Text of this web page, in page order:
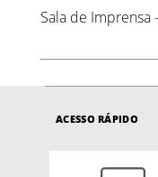
Sala de Imprensa
ACESSO RÁPIDO